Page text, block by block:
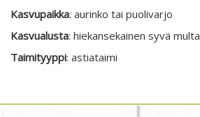
Kasvupaikka: aurinko tai puolivarjo
Kasvualusta: hiekansekainen syvä multa
Taimityyppi: astiataimi